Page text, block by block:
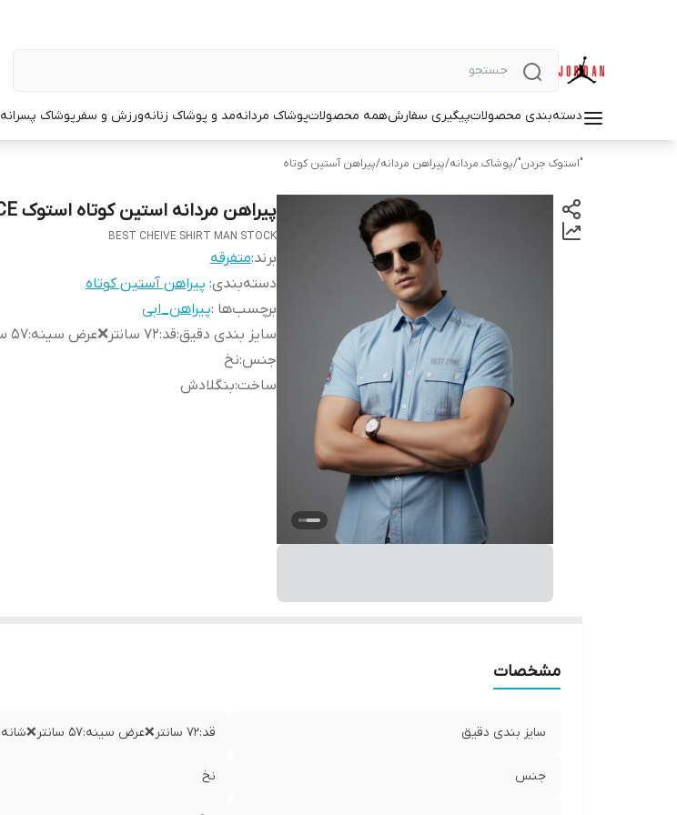
دسته‌بندی محصولاتپیگیری سفارشهمه محصولاتپوشاک مردانهمد و پوشاک زنانهورزش و سفرپوشاک پسرانه
"استوک جردن"/پوشاک مردانه/پیراهن مردانه/پیراهن آستین کوتاه
پیراهن مردانه استین کوتاه استوک BEST CHEICE
BEST CHEIVE SHIRT MAN STOCK
برند:متفرقه
دسته‌بندی: پیراهن آستین کوتاه
برچسب‌ها :پیراهن_ابی
سایز بندی دقیق:قد:۷۲ سانتر❌عرض سینه:۵۷ سانتر❌شانه:۴۳ سانتر
جنس:نخ
ساخت:بنگلادش
مشخصات
سایز بندی دقیق قد:۷۲ سانتر❌عرض سینه:۵۷ سانتر❌شانه:۴۳ سانتر
جنس نخ